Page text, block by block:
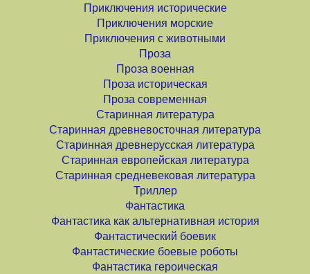
Приключения исторические
Приключения морские
Приключения с животными
Проза
Проза военная
Проза историческая
Проза современная
Старинная литература
Старинная древневосточная литература
Старинная древнерусская литература
Старинная европейская литература
Старинная средневековая литература
Триллер
Фантастика
Фантастика как альтернативная история
Фантастический боевик
Фантастические боевые роботы
Фантастика героическая